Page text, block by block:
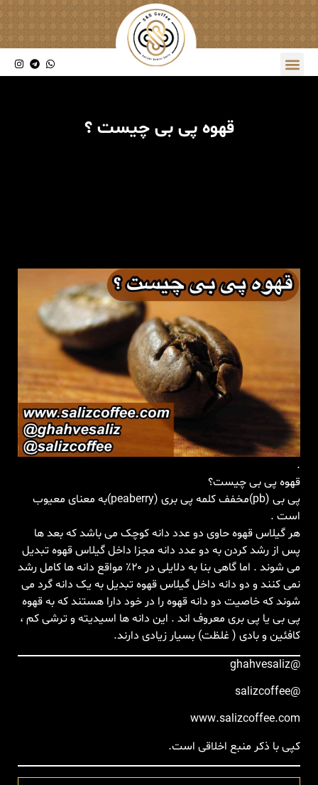
قهوه پی بی چیست ؟
.
قهوه پی بی چیست؟ ‏
پی بی (pb)مخفف کلمه پی بری (peaberry)به معنای معیوب
است .
هر گیلاس قهوه حاوی دو عدد دانه کوچک می باشد که بعد ها
پس از رشد کردن به دو عدد دانه مجزا داخل گیلاس قهوه تبدیل
می شوند . اما گاهی بنا به دلایلی در ۲۰٪ مواقع دانه ها کامل رشد
نمی کنند و دو دانه داخل گیلاس قهوه تبدیل به یک دانه گرد می
شوند که خاصیت دو دانه قهوه را در خود دارا هستند که به قهوه
پی بی یا پی بری معروف اند . این دانه ها اسیدیته و ترشی کم ،
کافئین و بادی ( غلظت) بسیار زیادی دارند.
@ghahvesaliz
@salizcoffee
www.salizcoffee.com
کپی با ذکر منبع اخلاقی است.